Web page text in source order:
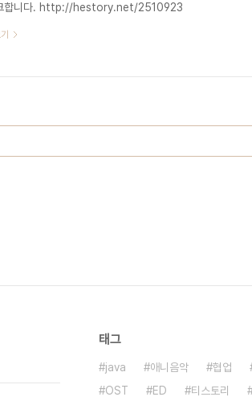
합니다. http://hestory.net/2510923
태그
java 애니음악 협업
OST
ED 티스토리